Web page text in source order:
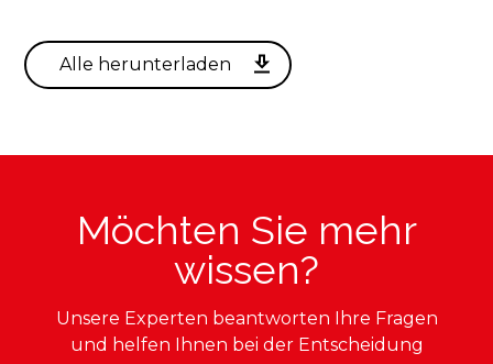
Möchten Sie mehr
wissen?
Unsere Experten beantworten Ihre Fragen
und helfen Ihnen bei der Entscheidung